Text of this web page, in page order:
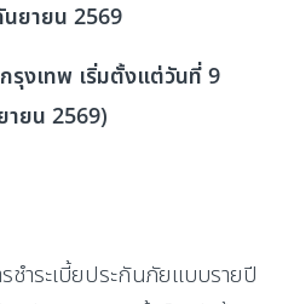
ยายน 2569
รุงเทพ เริ่มตั้งแต่วันที่ 9
ยน 2569)
ชำระเบี้ยประกันภัยแบบรายปี